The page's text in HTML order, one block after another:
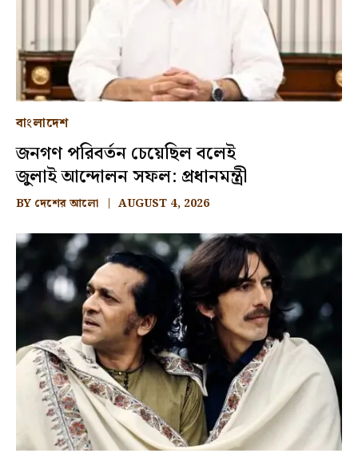
বাংলাদেশ
জনগণ পরিবর্তন চেয়েছিল বলেই
জুলাই আন্দোলন সফল: প্রধানমন্ত্রী
BY দেশের আলো AUGUST 4, 2026